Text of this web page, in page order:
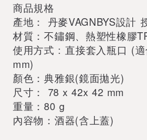
商品規格
產地： 丹麥VAGNBYS設計
材質：不鏽鋼、熱塑性橡膠
使用方式 : 直接套入瓶口 (
mm)
顏色：典雅銀(鏡面拋光)
尺寸： 78 x 42x 42 mm
重量：80 g
內容物：酒器(含上蓋)